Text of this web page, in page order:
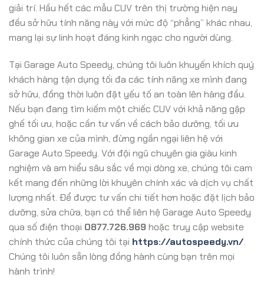
giải trí. Hầu hết các mẫu CUV trên thị trường hiện nay
đều sở hữu tính năng này với mức độ “phẳng” khác nhau,
mang lại sự linh hoạt đáng kinh ngạc cho người dùng.
Tại Garage Auto Speedy, chúng tôi luôn khuyến khích quý
khách hàng tận dụng tối đa các tính năng xe mình đang
sở hữu, đồng thời luôn đặt yếu tố an toàn lên hàng đầu.
Nếu bạn đang tìm kiếm một chiếc CUV với khả năng gập
ghế tối ưu, hoặc cần tư vấn về cách bảo dưỡng, tối ưu
không gian xe của mình, đừng ngần ngại liên hệ với
Garage Auto Speedy. Với đội ngũ chuyên gia giàu kinh
nghiệm và am hiểu sâu sắc về mọi dòng xe, chúng tôi cam
kết mang đến những lời khuyên chính xác và dịch vụ chất
lượng nhất. Để được tư vấn chi tiết hơn hoặc đặt lịch bảo
dưỡng, sửa chữa, bạn có thể liên hệ Garage Auto Speedy
qua số điện thoại 0877.726.969 hoặc truy cập website
chính thức của chúng tôi tại https://autospeedy.vn/.
Chúng tôi luôn sẵn lòng đồng hành cùng bạn trên mọi
hành trình!